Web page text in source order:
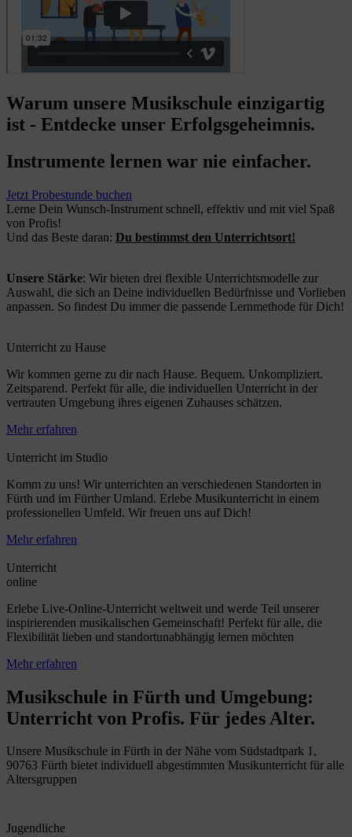
Warum unsere Musikschule einzigartig
ist - Entdecke unser Erfolgsgeheimnis.
Instrumente lernen war nie einfacher.
Jetzt Probestunde buchen
Lerne Dein Wunsch-Instrument schnell, effektiv und mit viel Spaß
von Profis!
Und das Beste daran: Du bestimmst den Unterrichtsort!
Unsere Stärke: Wir bieten drei flexible Unterrichtsmodelle zur
Auswahl, die sich an Deine individuellen Bedürfnisse und Vorlieben
anpassen. So findest Du immer die passende Lernmethode für Dich!
Unterricht zu Hause
Wir kommen gerne zu dir nach Hause. Bequem. Unkompliziert.
Zeitsparend. Perfekt für alle, die individuellen Unterricht in der
vertrauten Umgebung ihres eigenen Zuhauses schätzen.
Mehr erfahren
Unterricht im Studio
Komm zu uns! Wir unterrichten an verschiedenen Standorten in
Fürth und im Fürther Umland. Erlebe Musikunterricht in einem
professionellen Umfeld. Wir freuen uns auf Dich!
Mehr erfahren
Unterricht
online
Erlebe Live-Online-Unterricht weltweit und werde Teil unserer
inspirierenden musikalischen Gemeinschaft! Perfekt für alle, die
Flexibilität lieben und standortunabhängig lernen möchten
Mehr erfahren
Musikschule in Fürth und Umgebung:
Unterricht von Profis. Für jedes Alter.
Unsere Musikschule in Fürth in der Nähe vom Südstadtpark 1,
90763 Fürth bietet individuell abgestimmten Musikunterricht für alle
Altersgruppen
Jugendliche